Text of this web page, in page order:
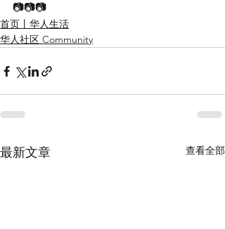
📷📷📷
首页丨华人生活
华人社区 Community
最新文章 查看全部